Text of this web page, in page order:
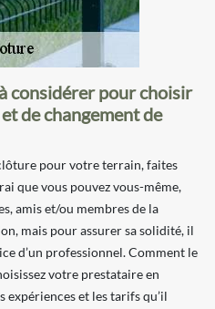
considérer pour choisir
de changement de
pour votre terrain, faites
que vous pouvez vous-même,
amis et/ou membres de la
mais pour assurer sa solidité, il
d’un professionnel. Comment le
votre prestataire en
expériences et les tarifs qu’il